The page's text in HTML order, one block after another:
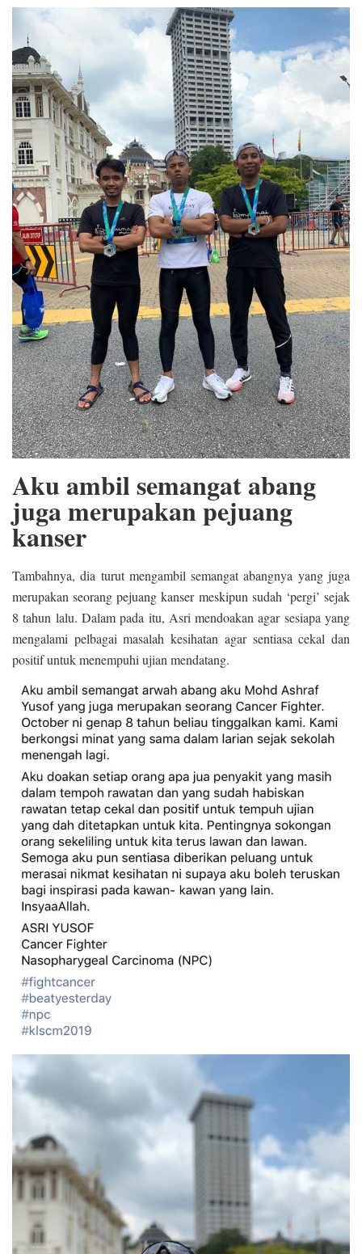
Aku ambil semangat abang
juga merupakan pejuang
kanser
Tambahnya, dia turut mengambil semangat abangnya yang juga
merupakan seorang pejuang kanser meskipun sudah ‘pergi’ sejak
8 tahun lalu. Dalam pada itu, Asri mendoakan agar sesiapa yang
mengalami pelbagai masalah kesihatan agar sentiasa cekal dan
positif untuk menempuhi ujian mendatang.